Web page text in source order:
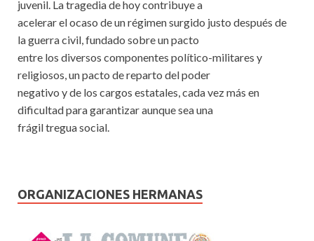
juvenil. La tragedia de hoy contribuye a
acelerar el ocaso de un régimen surgido justo después de
la guerra civil, fundado sobre un pacto
entre los diversos componentes político-militares y
religiosos, un pacto de reparto del poder
negativo y de los cargos estatales, cada vez más en
dificultad para garantizar aunque sea una
frágil tregua social.
ORGANIZACIONES HERMANAS